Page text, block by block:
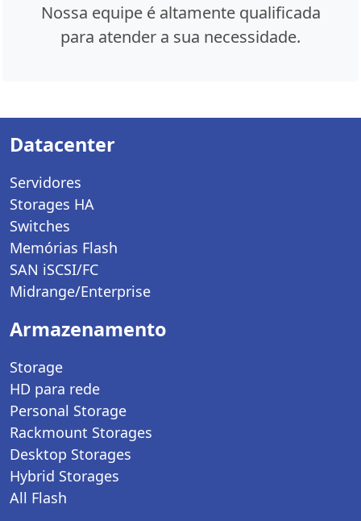
Nossa equipe é altamente qualificada
para atender a sua necessidade.
Datacenter
Servidores
Storages HA
Switches
Memórias Flash
SAN iSCSI/FC
Midrange/Enterprise
Armazenamento
Storage
HD para rede
Personal Storage
Rackmount Storages
Desktop Storages
Hybrid Storages
All Flash